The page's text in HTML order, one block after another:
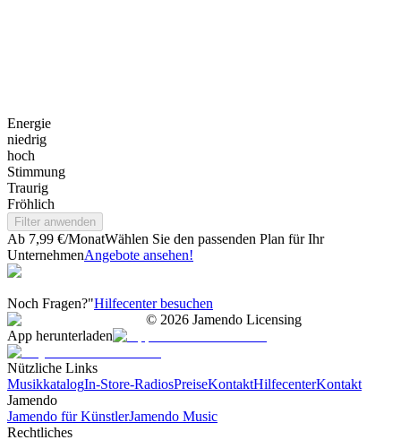
Energie
niedrig
hoch
Stimmung
Traurig
Fröhlich
Filter anwenden
Ab 7,99 €/MonatWählen Sie den passenden Plan für Ihr
UnternehmenAngebote ansehen!
Noch Fragen?"Hilfecenter besuchen
© 2026 Jamendo Licensing
App herunterladen
Nützliche Links
MusikkatalogIn-Store-RadiosPreiseKontaktHilfecenterKontakt
Jamendo
Jamendo für KünstlerJamendo Music
Rechtliches